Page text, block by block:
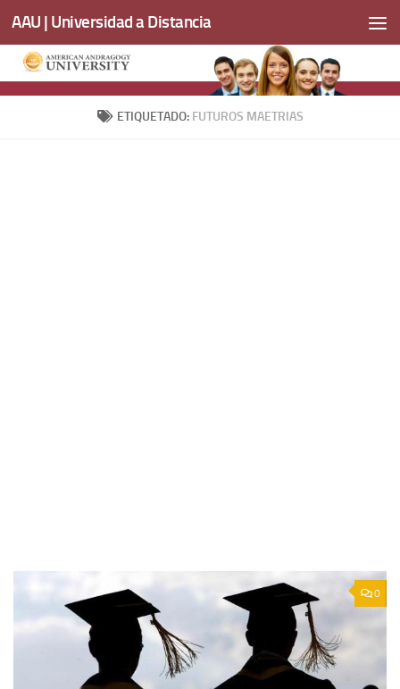
Saltar al contenido
AAU | Universidad a Distancia
ETIQUETADO: FUTUROS MAETRIAS
0